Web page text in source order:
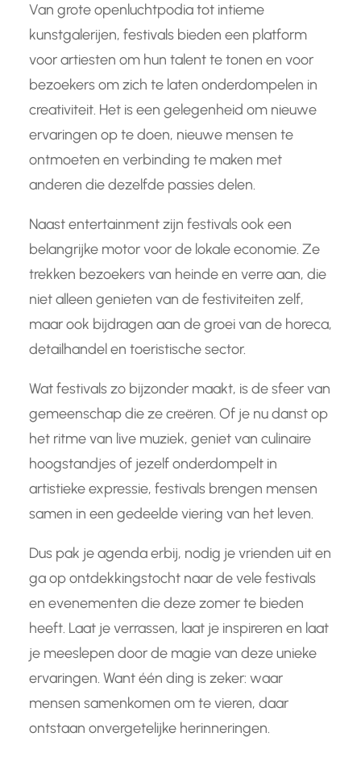
Van grote openluchtpodia tot intieme
kunstgalerijen, festivals bieden een platform
voor artiesten om hun talent te tonen en voor
bezoekers om zich te laten onderdompelen in
creativiteit. Het is een gelegenheid om nieuwe
ervaringen op te doen, nieuwe mensen te
ontmoeten en verbinding te maken met
anderen die dezelfde passies delen.
Naast entertainment zijn festivals ook een
belangrijke motor voor de lokale economie. Ze
trekken bezoekers van heinde en verre aan, die
niet alleen genieten van de festiviteiten zelf,
maar ook bijdragen aan de groei van de horeca,
detailhandel en toeristische sector.
Wat festivals zo bijzonder maakt, is de sfeer van
gemeenschap die ze creëren. Of je nu danst op
het ritme van live muziek, geniet van culinaire
hoogstandjes of jezelf onderdompelt in
artistieke expressie, festivals brengen mensen
samen in een gedeelde viering van het leven.
Dus pak je agenda erbij, nodig je vrienden uit en
ga op ontdekkingstocht naar de vele festivals
en evenementen die deze zomer te bieden
heeft. Laat je verrassen, laat je inspireren en laat
je meeslepen door de magie van deze unieke
ervaringen. Want één ding is zeker: waar
mensen samenkomen om te vieren, daar
ontstaan onvergetelijke herinneringen.